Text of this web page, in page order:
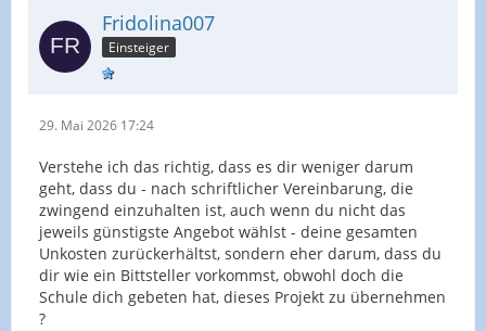
Fridolina007
Einsteiger
29. Mai 2026 17:24
Verstehe ich das richtig, dass es dir weniger darum
geht, dass du - nach schriftlicher Vereinbarung, die
zwingend einzuhalten ist, auch wenn du nicht das
jeweils günstigste Angebot wählst - deine gesamten
Unkosten zurückerhältst, sondern eher darum, dass du
dir wie ein Bittsteller vorkommst, obwohl doch die
Schule dich gebeten hat, dieses Projekt zu übernehmen
?